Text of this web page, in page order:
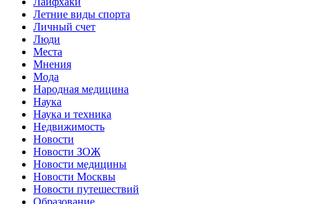
Летние виды спорта
Личный счет
Люди
Места
Мнения
Мода
Народная медицина
Наука
Наука и техника
Недвижимость
Новости
Новости ЗОЖ
Новости медицины
Новости Москвы
Новости путешествий
Образование